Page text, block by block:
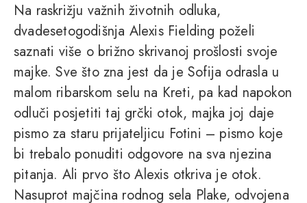
Na raskrižju važnih životnih odluka,
dvadesetogodišnja Alexis Fielding poželi
saznati više o brižno skrivanoj prošlosti svoje
majke. Sve što zna jest da je Sofija odrasla u
malom ribarskom selu na Kreti, pa kad napokon
odluči posjetiti taj grčki otok, majka joj daje
pismo za staru prijateljicu Fotini – pismo koje
bi trebalo ponuditi odgovore na sva njezina
pitanja. Ali prvo što Alexis otkriva je otok.
Nasuprot majčina rodnog sela Plake, odvojena